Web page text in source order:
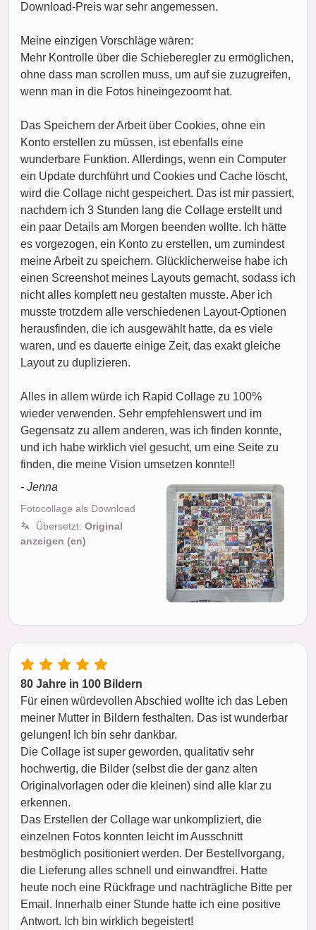
Download-Preis war sehr angemessen.
Meine einzigen Vorschläge wären:
Mehr Kontrolle über die Schieberegler zu ermöglichen,
ohne dass man scrollen muss, um auf sie zuzugreifen,
wenn man in die Fotos hineingezoomt hat.
Das Speichern der Arbeit über Cookies, ohne ein
Konto erstellen zu müssen, ist ebenfalls eine
wunderbare Funktion. Allerdings, wenn ein Computer
ein Update durchführt und Cookies und Cache löscht,
wird die Collage nicht gespeichert. Das ist mir passiert,
nachdem ich 3 Stunden lang die Collage erstellt und
ein paar Details am Morgen beenden wollte. Ich hätte
es vorgezogen, ein Konto zu erstellen, um zumindest
meine Arbeit zu speichern. Glücklicherweise habe ich
einen Screenshot meines Layouts gemacht, sodass ich
nicht alles komplett neu gestalten musste. Aber ich
musste trotzdem alle verschiedenen Layout-Optionen
herausfinden, die ich ausgewählt hatte, da es viele
waren, und es dauerte einige Zeit, das exakt gleiche
Layout zu duplizieren.
Alles in allem würde ich Rapid Collage zu 100%
wieder verwenden. Sehr empfehlenswert und im
Gegensatz zu allem anderen, was ich finden konnte,
und ich habe wirklich viel gesucht, um eine Seite zu
finden, die meine Vision umsetzen konnte!!
- Jenna
Fotocollage als Download
Übersetzt: Original
anzeigen (en)
80 Jahre in 100 Bildern
Für einen würdevollen Abschied wollte ich das Leben
meiner Mutter in Bildern festhalten. Das ist wunderbar
gelungen! Ich bin sehr dankbar.
Die Collage ist super geworden, qualitativ sehr
hochwertig, die Bilder (selbst die der ganz alten
Originalvorlagen oder die kleinen) sind alle klar zu
erkennen.
Das Erstellen der Collage war unkompliziert, die
einzelnen Fotos konnten leicht im Ausschnitt
bestmöglich positioniert werden. Der Bestellvorgang,
die Lieferung alles schnell und einwandfrei. Hatte
heute noch eine Rückfrage und nachträgliche Bitte per
Email. Innerhalb einer Stunde hatte ich eine positive
Antwort. Ich bin wirklich begeistert!